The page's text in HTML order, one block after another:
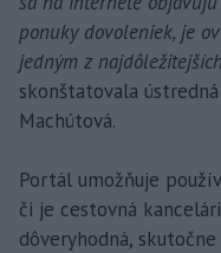
ponuky dovoleniek, je
jedným z
skonštatovala
Machútová.
Portál umožňuje
či je cestovná
dôveryhodná,